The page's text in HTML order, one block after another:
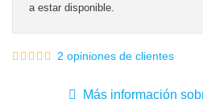
a estar disponible.
2 opiniones de clientes
Más información